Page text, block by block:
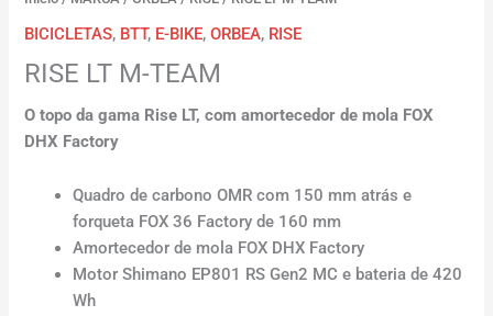
BICICLETAS, BTT, E-BIKE,ORBEA, RISE
RISE LT M-TEAM
O topo da gama Rise LT, com amortecedor de mola FOX
DHX Factory
Quadro de carbono OMR com 150 mm atrás e
forqueta FOX 36 Factory de 160 mm
Amortecedor de mola FOX DHX Factory
Motor Shimano EP801 RS Gen2 MC e bateria de 420
Wh